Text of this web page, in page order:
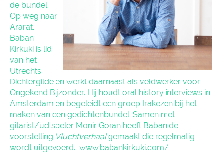
de bundel
Op weg naar
Ararat.
Baban
Kirkuki is lid
van het
Utrechts
Dichtergilde en werkt daarnaast als veldwerker voor
Ongekend Bijzonder. Hij houdt oral history interviews in
Amsterdam en begeleidt een groep Irakezen bij het
maken van een gedichtenbundel. Samen met
gitarist/ud speler Monir Goran heeft Baban de
voorstelling Vluchtverhaalgemaakt die regelmatig
wordt uitgevoerd. www.babankirkuki.com/